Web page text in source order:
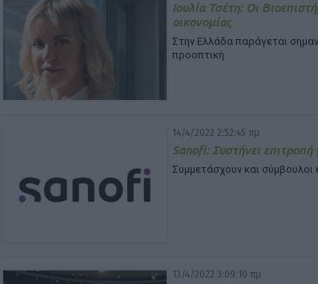
Ιουλία Τσέτη: Οι
οικονομίας
Στην Ελλάδα παράγεται
προοπτική
14/4/2022 2:52:45 πμ
Sanofi: Συστήνει επιτροπή
Συμμετάσχουν και σύμβουλοι
13/4/2022 3:09:10 πμ